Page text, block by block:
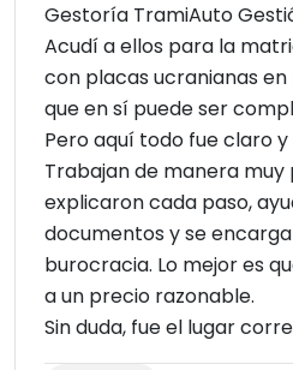
Gestoría TramiAuto
Acudí a ellos para la
con placas ucranianas en
que en sí puede ser
Pero aquí todo fue claro
Trabajan de manera muy
explicaron cada paso,
documentos y se
burocracia. Lo mejor es
a un precio razonable.
Sin duda, fue el lugar